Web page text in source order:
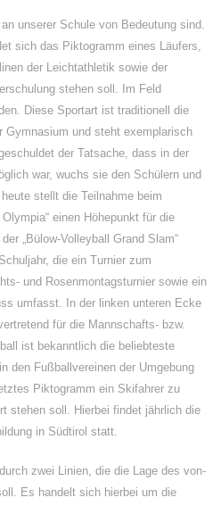
unserer Schule von Bedeutung sind.
sich das Piktogramm eines Läufers,
der Leichtathletik sowie der
stehen soll. Im Feld
Diese Sportart ist traditionell die
Gymnasium und steht exemplarisch
der Tatsache, dass in der
war, wuchs sie den Schülern und
stellt die Teilnahme beim
einen Höhepunkt für die
„Bülow-Volleyball Grand Slam“
die ein Turnier zum
und Rosenmontagsturnier sowie ein
umfasst. In der linken unteren Ecke
für die Mannschafts- bzw.
ist bekanntlich die beliebteste
den Fußballvereinen der Umgebung
Piktogramm ein Skifahrer zu
stehen soll. Hierbei findet jährlich die
in Südtirol statt.
zwei Linien, die die Lage des von-
Es handelt sich hierbei um die